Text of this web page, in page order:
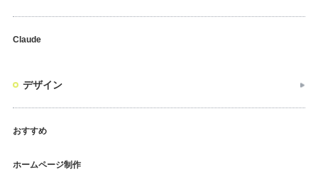
Claude
デザイン
おすすめ
ホームページ制作